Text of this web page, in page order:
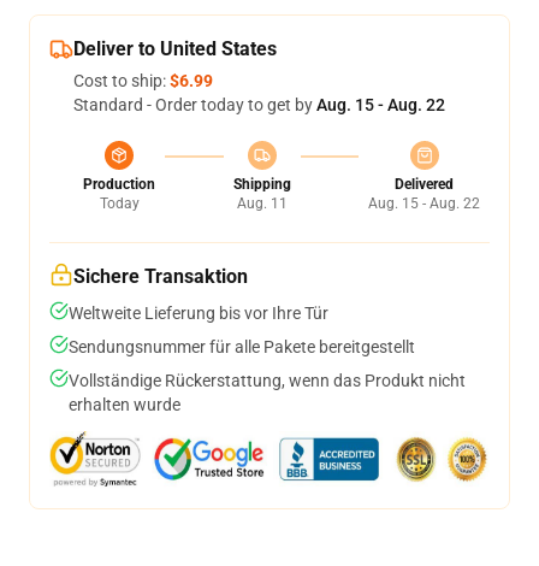
Deliver to United States
Cost to ship:$6.99
Standard - Order today to get byAug. 15 - Aug. 22
Production
Today
Shipping
Aug. 11
Delivered
Aug. 15 - Aug. 22
Sichere Transaktion
Weltweite Lieferung bis vor Ihre Tür
Sendungsnummer für alle Pakete bereitgestellt
Vollständige Rückerstattung, wenn das Produkt nicht
erhalten wurde